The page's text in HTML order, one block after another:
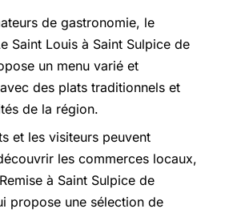
de gastronomie, le
Saint Louis à Saint Sulpice de
un menu varié et
des plats traditionnels et
de la région.
et les visiteurs peuvent
les commerces locaux,
à Saint Sulpice de
propose une sélection de